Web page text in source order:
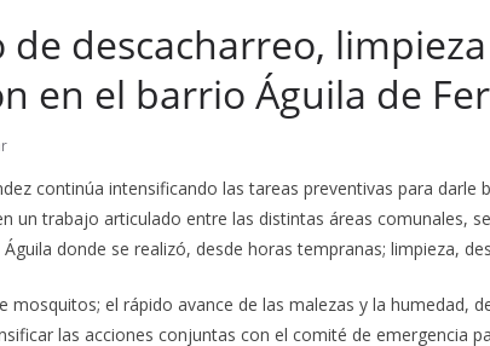
de descacharreo,
en el barrio Águila de
continúa intensificando las tareas preventivas para darle
un trabajo articulado entre las distintas áreas comunales,
donde se realizó, desde horas tempranas; limpieza,
mosquitos; el rápido avance de las malezas y la humedad,
las acciones conjuntas con el comité de emergencia